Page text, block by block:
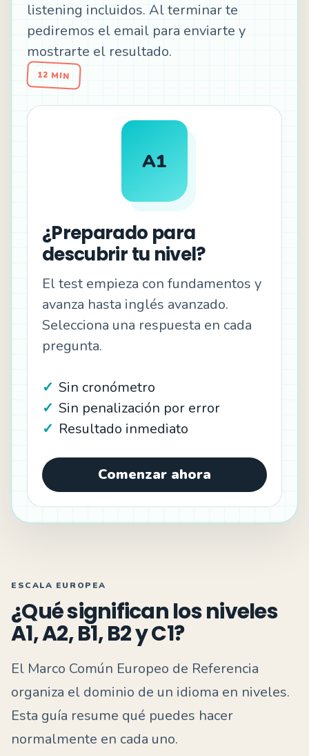
listening incluidos. Al terminar te
pediremos el email para enviarte y
mostrarte el resultado.
12 MIN
A1
¿Preparado para
descubrir tu nivel?
El test empieza con fundamentos y
avanza hasta inglés avanzado.
Selecciona una respuesta en cada
pregunta.
Sin cronómetro
Sin penalización por error
Resultado inmediato
Comenzar ahora
ESCALA EUROPEA
¿Qué significan los niveles
A1, A2, B1, B2 y C1?
El Marco Común Europeo de Referencia
organiza el dominio de un idioma en niveles.
Esta guía resume qué puedes hacer
normalmente en cada uno.